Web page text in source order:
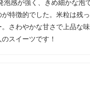
泡感が強く、きめ細かな泡
特徴的でした。米粒は残っ
さわやかな甘さで上品な味
スイーツです！